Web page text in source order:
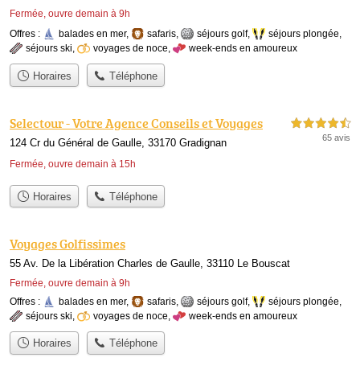
Fermée, ouvre demain à 9h
Offres : balades en mer, safaris, séjours golf, séjours plongée,
séjours ski, voyages de noce, week-ends en amoureux
Horaires Téléphone
Selectour - Votre Agence Conseils et Voyages
124 Cr du Général de Gaulle, 33170 Gradignan
Fermée, ouvre demain à 15h
4,5 étoiles sur 5
65 avis
Horaires Téléphone
Voyages Golfissimes
55 Av. De la Libération Charles de Gaulle, 33110 Le Bouscat
Fermée, ouvre demain à 9h
Offres :
balades en mer, safaris, séjours golf, séjours plongée,
séjours ski, voyages de noce, week-ends en amoureux
Horaires Téléphone